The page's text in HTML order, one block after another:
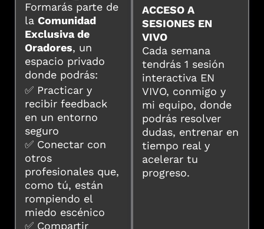
Formarás parte de
la Comunidad
Exclusiva de
Oradores, un
espacio privado
donde podrás:
✅ Practicar y
recibir feedback
en un entorno
seguro
✅ Conectar con
otros
profesionales que,
como tú, están
rompiendo el
miedo escénico
✅ Compartir
ACCESO A
SESIONES EN
VIVO
Cada semana
tendrás 1 sesión
interactiva EN
VIVO, conmigo y
mi equipo, donde
podrás resolver
dudas, entrenar en
tiempo real y
acelerar tu
progreso.